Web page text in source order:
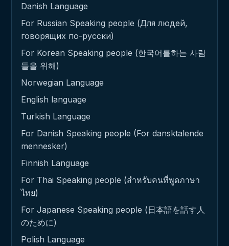
Danish Language
For Russian Speaking people (Для людей,
говорящих по-русски)
For Korean Speaking people (한국어를하는 사람
들을 위해)
Norwegian Language
English language
Turkish Language
For Danish Speaking people (For dansktalende
mennesker)
Finnish Language
For Thai Speaking people (สำหรับคนที่พูดภาษา
ไทย)
For Japanese Speaking people (日本語を話す人
のために)
Polish Language